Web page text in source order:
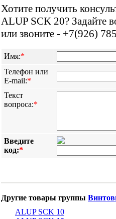
Хотите получить
ALUP SCK 20? Задайте
или звоните - +7(926)
Имя:*
Телефон или
E-mail:*
Текст
вопроса:*
Введите
код:*
Другие товары группы
ALUP SCK 10